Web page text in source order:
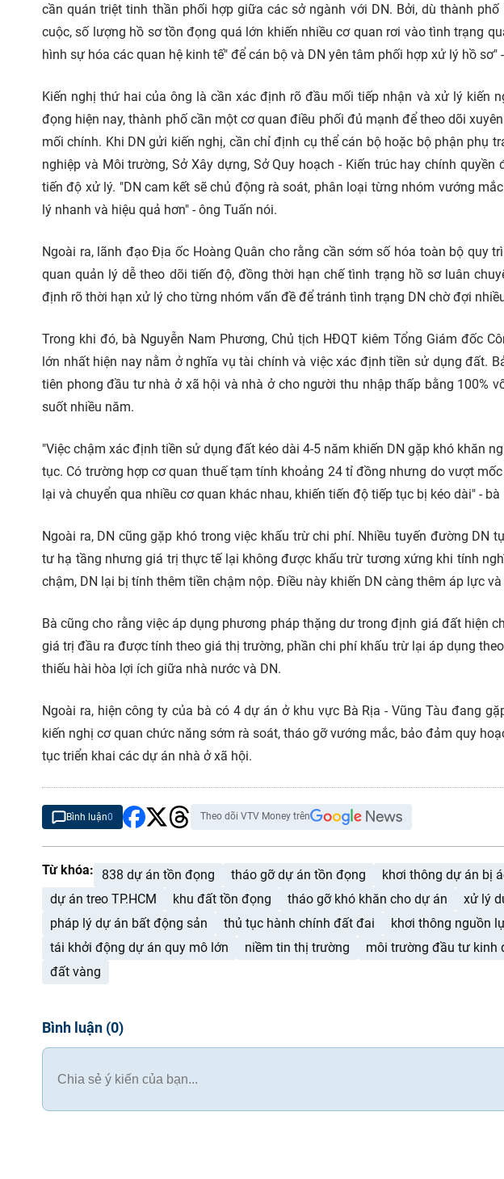
cần quán triệt tinh thần phối hợp giữa các sở ngành với DN. Bởi, dù thành
cuộc, số lượng hồ sơ tồn đọng quá lớn khiến nhiều cơ quan rơi vào tình trạng
hình sự hóa các quan hệ kinh tế" để cán bộ và DN yên tâm phối hợp xử lý hồ sơ"
Kiến nghị thứ hai của ông là cần xác định rõ đầu mối tiếp nhận và xử lý kiến
đọng hiện nay, thành phố cần một cơ quan điều phối đủ mạnh để theo dõi
mối chính. Khi DN gửi kiến nghị, cần chỉ định cụ thể cán bộ hoặc bộ phận phụ
nghiệp và Môi trường, Sở Xây dựng, Sở Quy hoạch - Kiến trúc hay chính
tiến độ xử lý. "DN cam kết sẽ chủ động rà soát, phân loại từng nhóm vướng
lý nhanh và hiệu quả hơn" - ông Tuấn nói.
Ngoài ra, lãnh đạo Địa ốc Hoàng Quân cho rằng cần sớm số hóa toàn bộ quy
quan quản lý dễ theo dõi tiến độ, đồng thời hạn chế tình trạng hồ sơ luân
định rõ thời hạn xử lý cho từng nhóm vấn đề để tránh tình trạng DN chờ đợi
Trong khi đó, bà Nguyễn Nam Phương, Chủ tịch HĐQT kiêm Tổng Giám đốc
lớn nhất hiện nay nằm ở nghĩa vụ tài chính và việc xác định tiền sử dụng đất.
tiên phong đầu tư nhà ở xã hội và nhà ở cho người thu nhập thấp bằng 100%
suốt nhiều năm.
"Việc chậm xác định tiền sử dụng đất kéo dài 4-5 năm khiến DN gặp khó khăn
tục. Có trường hợp cơ quan thuế tạm tính khoảng 24 tỉ đồng nhưng do vượt
lại và chuyển qua nhiều cơ quan khác nhau, khiến tiến độ tiếp tục bị kéo dài" -
Ngoài ra, DN cũng gặp khó trong việc khấu trừ chi phí. Nhiều tuyến đường DN
tư hạ tầng nhưng giá trị thực tế lại không được khấu trừ tương xứng khi tính
chậm, DN lại bị tính thêm tiền chậm nộp. Điều này khiến DN càng thêm áp lực
Bà cũng cho rằng việc áp dụng phương pháp thặng dư trong định giá đất hiện
giá trị đầu ra được tính theo giá thị trường, phần chi phí khấu trừ lại áp dụng
thiếu hài hòa lợi ích giữa nhà nước và DN.
Ngoài ra, hiện công ty của bà có 4 dự án ở khu vực Bà Rịa - Vũng Tàu đang
kiến nghị cơ quan chức năng sớm rà soát, tháo gỡ vướng mắc, bảo đảm quy
tục triển khai các dự án nhà ở xã hội.
Bình luận0 Theo dõi VTV Money trên
Từ khóa: 838 dự án tồn đọng tháo gỡ dự án tồn đọng khơi thông dự án bị
dự án treo TP.HCM
khu đất tồn đọng tháo gỡ khó khăn cho dự án
xử lý
pháp lý dự án bất động sản
thủ tục hành chính đất đai khơi thông nguồn
tái khởi động dự án quy mô lớn
niềm tin thị trường môi trường đầu tư kinh
đất vàng
Bình luận (0)